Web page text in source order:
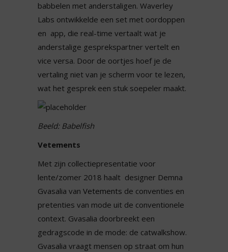
babbelen met anderstaligen. Waverley
Labs ontwikkelde een set met oordoppen
en app, die real-time vertaalt wat je
anderstalige gesprekspartner vertelt en
vice versa. Door de oortjes hoef je de
vertaling niet van je scherm voor te lezen,
wat het gesprek een stuk soepeler maakt.
Beeld: Babelfish
Vetements
Met zijn collectiepresentatie voor
lente/zomer 2018 haalt designer Demna
Gvasalia van Vetements de conventies en
pretenties van mode uit de conventionele
context. Gvasalia doorbreekt een
gedragscode in de mode: de catwalkshow.
Gvasalia vraagt mensen op straat om hun